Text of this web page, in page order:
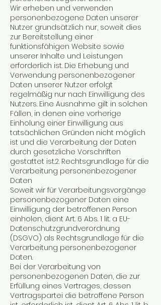
Wir erheben und verwenden
personenbezogene Daten unserer
Nutzer grundsätzlich nur, soweit dies
zur Bereitstellung einer
funktionsfähigen Website sowie
unserer Inhalte und Leistungen
erforderlich ist. Die Erhebung und
Verwendung personenbezogener
Daten unserer Nutzer erfolgt
regelmäßig nur nach Einwilligung des
Nutzers. Eine Ausnahme gilt in solchen
Fällen, in denen eine vorherige
Einholung einer Einwilligung aus
tatsächlichen Gründen nicht möglich
ist und die Verarbeitung der Daten
durch gesetzliche Vorschriften
gestattet ist.2. Rechtsgrundlage für die
Verarbeitung personenbezogener
Daten
Soweit wir für Verarbeitungsvorgänge
personenbezogener Daten eine
Einwilligung der betroffenen Person
einholen, dient Art. 6 Abs. 1 lit. a EU-
Datenschutzgrundverordnung
(DSGVO) als Rechtsgrundlage für die
Verarbeitung personenbezogener
Daten.
Bei der Verarbeitung von
personenbezogenen Daten, die zur
Erfüllung eines Vertrages, dessen
Vertragspartei die betroffene Person